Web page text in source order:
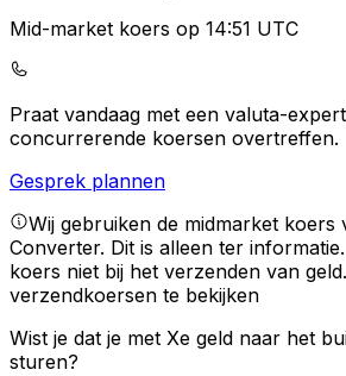
Mid-market koers op 14:51 UTC
Praat vandaag met een valuta-
concurrerende koersen overtreffen.
Gesprek plannen
Wij gebruiken de midmarket koers
Converter. Dit is alleen ter
koers niet bij het verzenden van geld.
verzendkoersen te bekijken
Wist je dat je met Xe geld naar het
sturen?